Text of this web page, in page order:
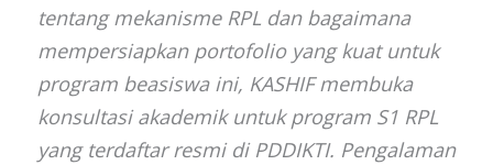
tentang mekanisme RPL dan bagaimana
mempersiapkan portofolio yang kuat untuk
program beasiswa ini, KASHIF membuka
konsultasi akademik untuk program S1 RPL
yang terdaftar resmi di PDDIKTI. Pengalaman